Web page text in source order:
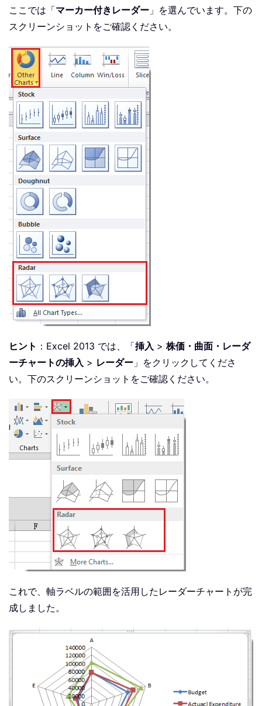
ここでは「マーカー付きレーダー 」を選んでいます。下の
スクリーンショットをご確認ください。
ヒント ：Excel 2013 では、「挿入 > 株価・曲面・レーダ
ーチャートの挿入 > レーダー 」をクリックしてくださ
い。下のスクリーンショットをご確認ください。
これで、軸ラベルの範囲を活用したレーダーチャートが完
成しました。